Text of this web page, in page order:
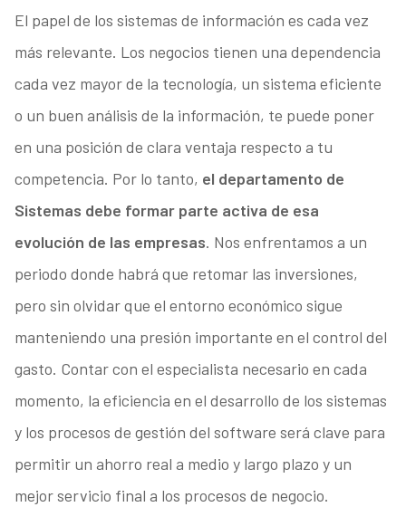
El papel de los sistemas de información es cada vez
más relevante. Los negocios tienen una dependencia
cada vez mayor de la tecnología, un sistema eficiente
o un buen análisis de la información, te puede poner
en una posición de clara ventaja respecto a tu
competencia. Por lo tanto, el departamento de
Sistemas debe formar parte activa de esa
evolución de las empresas. Nos enfrentamos a un
periodo donde habrá que retomar las inversiones,
pero sin olvidar que el entorno económico sigue
manteniendo una presión importante en el control del
gasto. Contar con el especialista necesario en cada
momento, la eficiencia en el desarrollo de los sistemas
y los procesos de gestión del software será clave para
permitir un ahorro real a medio y largo plazo y un
mejor servicio final a los procesos de negocio.